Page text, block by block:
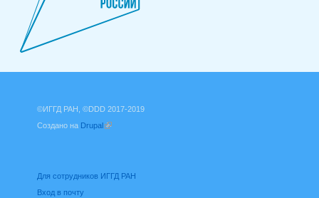
©ИГГД РАН, ©DDD 2017-2019
Создано на Drupal
Для сотрудников ИГГД РАН
Вход в почту